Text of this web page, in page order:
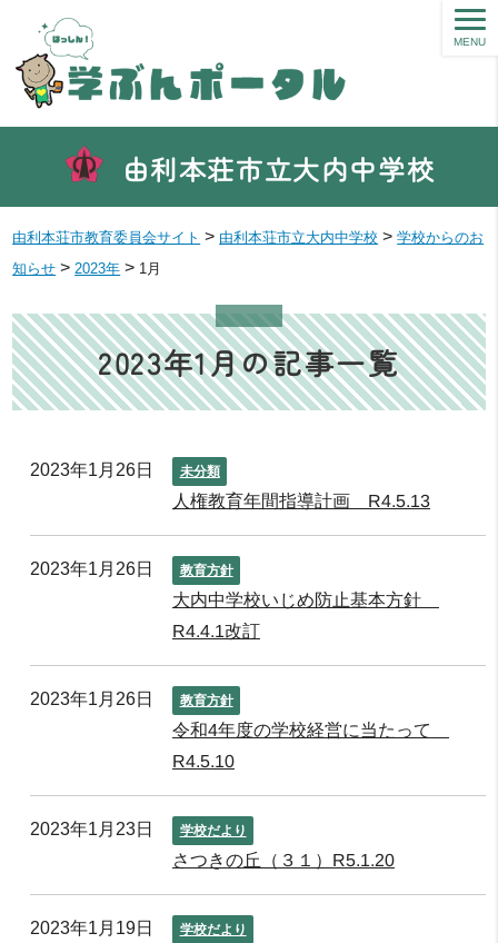
由利本荘市立大内中学校
MENU
由利本荘市教育委員会サイト > 由利本荘市立大内中学校 >学校からのお
知らせ > 2023年 > 1月
2023年1月の記事一覧
2023年1月26日 未分類
人権教育年間指導計画 R4.5.13
2023年1月26日 教育方針
大内中学校いじめ防止基本方針
R4.4.1改訂
2023年1月26日 教育方針
令和4年度の学校経営に当たって
R4.5.10
2023年1月23日 学校だより
さつきの丘（３１）R5.1.20
2023年1月19日 学校だより